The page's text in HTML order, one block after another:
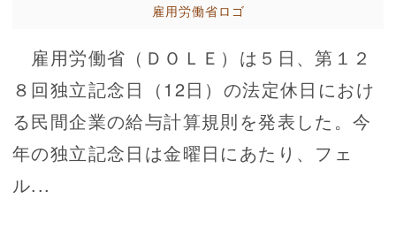
雇用労働省ロゴ
雇用労働省（ＤＯＬＥ）は５日、第１２
８回独立記念日（12日）の法定休日におけ
る民間企業の給与計算規則を発表した。今
年の独立記念日は金曜日にあたり、フェ
ル...